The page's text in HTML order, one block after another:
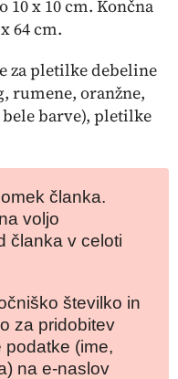
x 10 cm. Končna
64 cm.
za pletilke debeline
rumene, oranžne,
barve), pletilke
članka.
voljo
članka v celoti
številko in
za pridobitev
podatke (ime,
na e-naslov